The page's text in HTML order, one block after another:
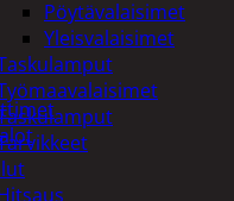
Pöytävalaisimet
Yleisvalaisimet